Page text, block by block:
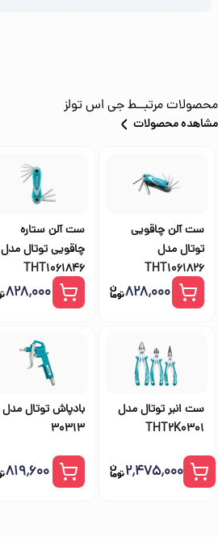
محصولات مرتبــطجی اس تولز
مشاهده محصولات
ست آلن چاقویی
توتال مدل
THT1061826
۸۲۸٬۰۰۰
ست آلن ستاره
چاقویی توتال مدل
THT1061846
۸۲۸٬۰۰۰
ست انبر توتال مدل
THT2K0301
۲٬۴۷۵٬۰۰۰
بادپاش توتال مدل
30313
۸۱۹٬۶۰۰